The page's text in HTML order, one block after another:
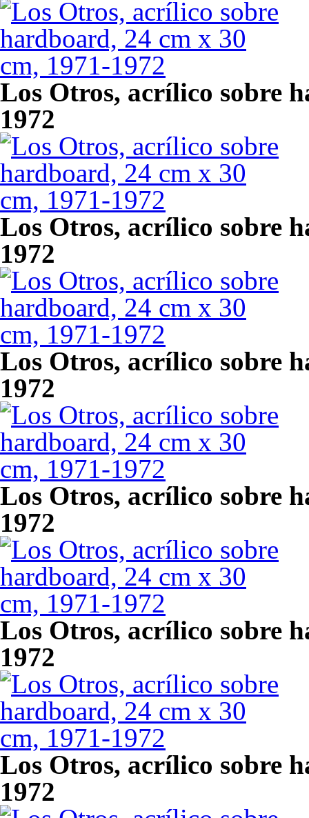
Los Otros, acrílico sobre
1972
Los Otros, acrílico sobre
1972
Los Otros, acrílico sobre
1972
Los Otros, acrílico sobre
1972
Los Otros, acrílico sobre
1972
Los Otros, acrílico sobre
1972